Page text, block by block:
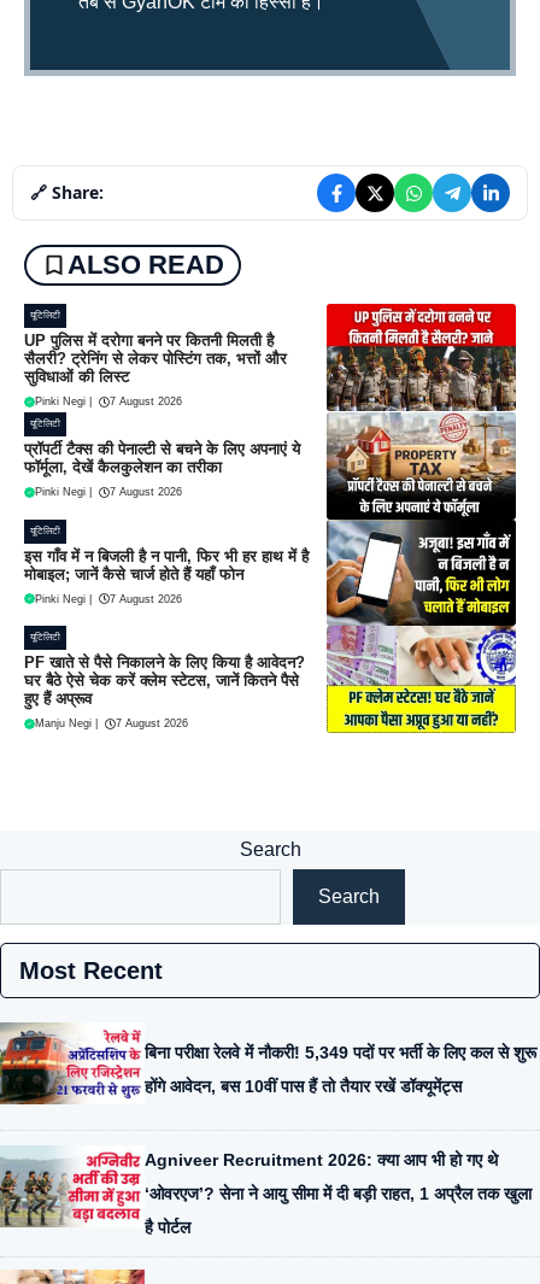
🔗 Share:
ALSO READ
यूटिलिटी
UP पुलिस में दरोगा बनने पर कितनी मिलती है
सैलरी? ट्रेनिंग से लेकर पोस्टिंग तक, भत्तों और
सुविधाओं की लिस्ट
Pinki Negi 7 August 2026
यूटिलिटी
प्रॉपर्टी टैक्स की पेनाल्टी से बचने के लिए अपनाएं ये
फॉर्मूला, देखें कैलकुलेशन का तरीका
Pinki Negi 7 August 2026
यूटिलिटी
इस गाँव में न बिजली है न पानी, फिर भी हर हाथ में है
मोबाइल; जानें कैसे चार्ज होते हैं यहाँ फोन
Pinki Negi 7 August 2026
यूटिलिटी
PF खाते से पैसे निकालने के लिए किया है आवेदन?
घर बैठे ऐसे चेक करें क्लेम स्टेटस, जानें कितने पैसे
हुए हैं अप्रूव
Manju Negi 7 August 2026
Search
Search
Most Recent
बिना परीक्षा रेलवे में नौकरी! 5,349 पदों पर भर्ती के लिए कल से शुरू
होंगे आवेदन, बस 10वीं पास हैं तो तैयार रखें डॉक्यूमेंट्स
Agniveer Recruitment 2026: क्या आप भी हो गए थे
‘ओवरएज’? सेना ने आयु सीमा में दी बड़ी राहत, 1 अप्रैल तक खुला
है पोर्टल